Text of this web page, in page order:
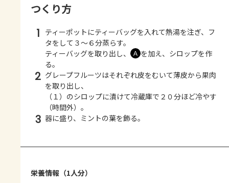
つくり方
1 ティーポットにティーバッグを入れて熱湯を注ぎ、フ
タをして３～６分蒸らす。
ティーバッグを取り出し、
Ａ を加え、シロップを作
る。
2 グレープフルーツはそれぞれ皮をむいて薄皮から果肉
を取り出し、
（１）のシロップに漬けて冷蔵庫で２０分ほど冷やす
（時間外）。
3 器に盛り、ミントの葉を飾る。
栄養情報（1人分）